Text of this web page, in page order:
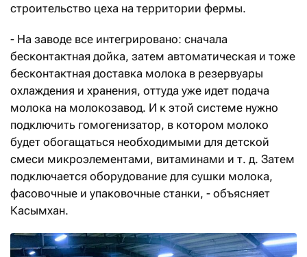
строительство цеха на территории фермы.
- На заводе все интегрировано: сначала
бесконтактная дойка, затем автоматическая и тоже
бесконтактная доставка молока в резервуары
охлаждения и хранения, оттуда уже идет подача
молока на молокозавод. И к этой системе нужно
подключить гомогенизатор, в котором молоко
будет обогащаться необходимыми для детской
смеси микроэлементами, витаминами и т. д. Затем
подключается оборудование для сушки молока,
фасовочные и упаковочные станки, - объясняет
Касымхан.